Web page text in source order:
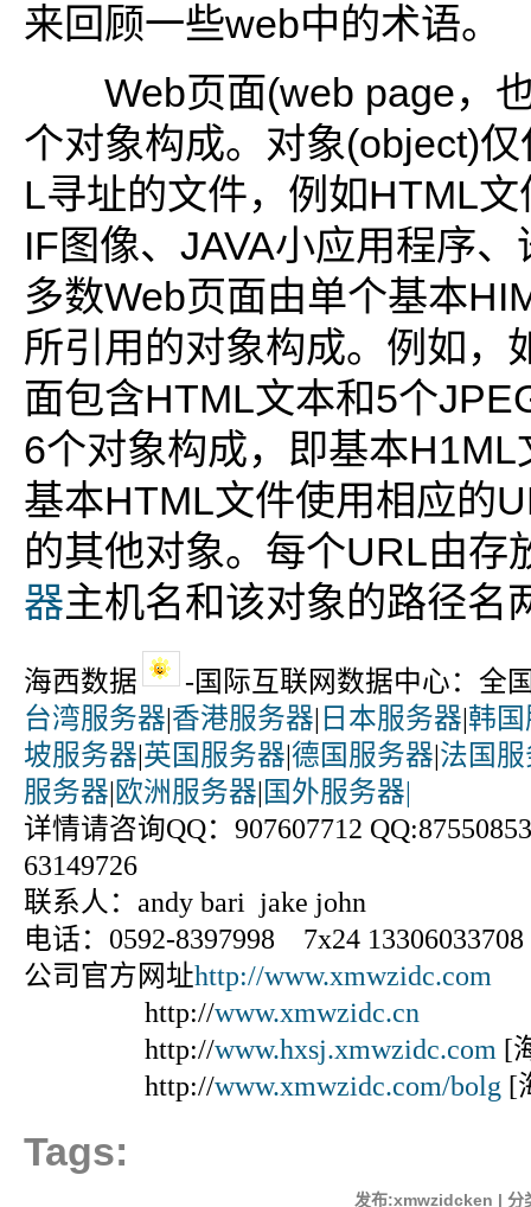
来回顾一些web中的术语。
Web页面(web page，也
个对象构成。对象(object)
L寻址的文件，例如HTML
IF图像、JAVA小应用程序
多数Web页面由单个基本
所引用的对象构成。例如，
面包含HTML文本和5个
6个对象构成，即基本
基本HTML文件使用相应的
的其他对象。每个URL由存
器主机名和该对象的路径名
海西数据
-国际互联网数据中心：全
台湾服务器|香港服务器| 日本服务器|韩
坡服务器|英国服务器|德国服务器|法国
服务器|欧洲服务器|国外服务器|
详情请咨询QQ：907607712
63149726
联系人：andy bari jake john
电话：0592-8397998 7x24 13306033708
公司官方网址http://www.xmwzidc.com
http://www.xmwzidc.cn
http://www.hxsj.xmwzidc.com [
http://www.xmwzidc.com/bolg [
Tags:
发布:xmwzidcken | 分